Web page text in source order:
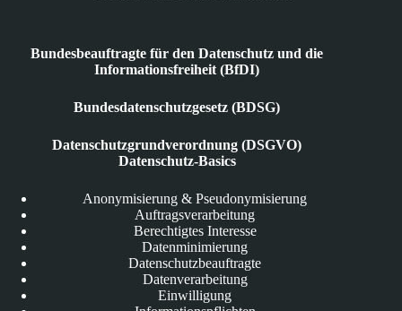
Bundesbeauftragte für den Datenschutz und die
Informationsfreiheit (BfDI)
Bundesdatenschutzgesetz (BDSG)
Datenschutzgrundverordnung (DSGVO)
Datenschutz-Basics
Anonymisierung & Pseudonymisierung
Auftragsverarbeitung
Berechtigtes Interesse
Datenminimierung
Datenschutzbeauftragte
Datenverarbeitung
Einwilligung